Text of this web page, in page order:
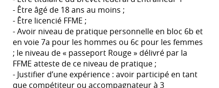
- Être âgé de 18 ans au moins ;
- Être licencié FFME ;
- Avoir niveau de pratique personnelle en bloc 6b et
en voie 7a pour les hommes ou 6c pour les femmes
; le niveau de « passeport Rouge » délivré par la
FFME atteste de ce niveau de pratique ;
- Justifier d’une expérience : avoir participé en tant
que compétiteur ou accompagnateur à 3